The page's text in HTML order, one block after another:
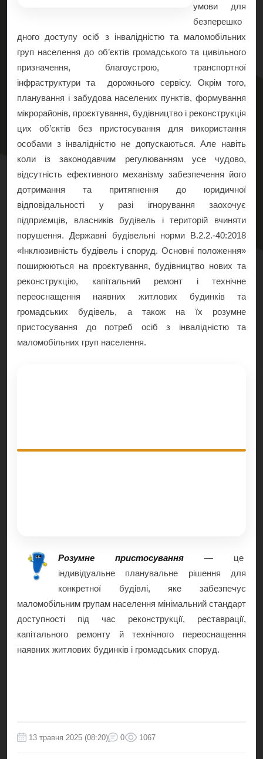
умови для
безперешко
дного доступу осіб з інвалідністю та маломобільних
груп населення до об’єктів громадського та цивільного
призначення, благоустрою, транспортної
інфраструктури та дорожнього сервісу. Окрім того,
планування і забудова населених пунктів, формування
мікрорайонів, проєктування, будівництво і реконструкція
цих об’єктів без пристосування для використання
особами з інвалідністю не допускаються. Але навіть
коли із законодавчим регулюванням усе чудово,
відсутність ефективного механізму забезпечення його
дотримання та притягнення до юридичної
відповідальності у разі ігнорування заохочує
підприємців, власників будівель і територій вчиняти
порушення. Державні будівельні норми В.2.2.-40:2018
«Інклюзивність будівель і споруд. Основні положення»
поширюються на проєктування, будівництво нових та
реконструкцію, капітальний ремонт і технічне
переоснащення наявних житлових будинків та
громадських будівель, а також на їх розумне
пристосування до потреб осіб з інвалідністю та
маломобільних груп населення.
Розумне пристосування — це
індивідуальне планувальне рішення для
конкретної будівлі, яке забезпечує
маломобільним групам населення мінімальний стандарт
доступності під час реконструкції, реставрації,
капітального ремонту й технічного переоснащення
наявних житлових будинків і громадських споруд.
13 травня 2025 (08:20) 0 1067